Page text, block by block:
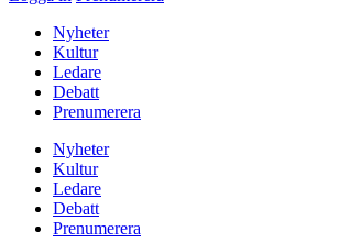
Nyheter
Kultur
Ledare
Debatt
Prenumerera
Nyheter
Kultur
Ledare
Debatt
Prenumerera